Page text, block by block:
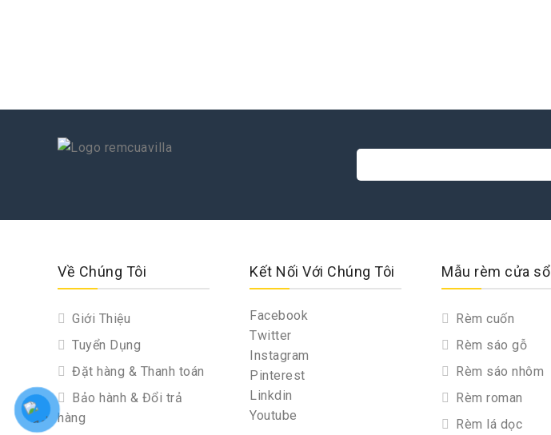
Về Chúng Tôi
Giới Thiệu
Tuyển Dụng
Đặt hàng & Thanh toán
Bảo hành & Đổi trả
hàng
Kết Nối Với Chúng Tôi
Facebook
Twitter
Instagram
Pinterest
Linkdin
Youtube
Mẫu rèm cửa sổ
Rèm cuốn
Rèm sáo gỗ
Rèm sáo nhôm
Rèm roman
Rèm lá dọc